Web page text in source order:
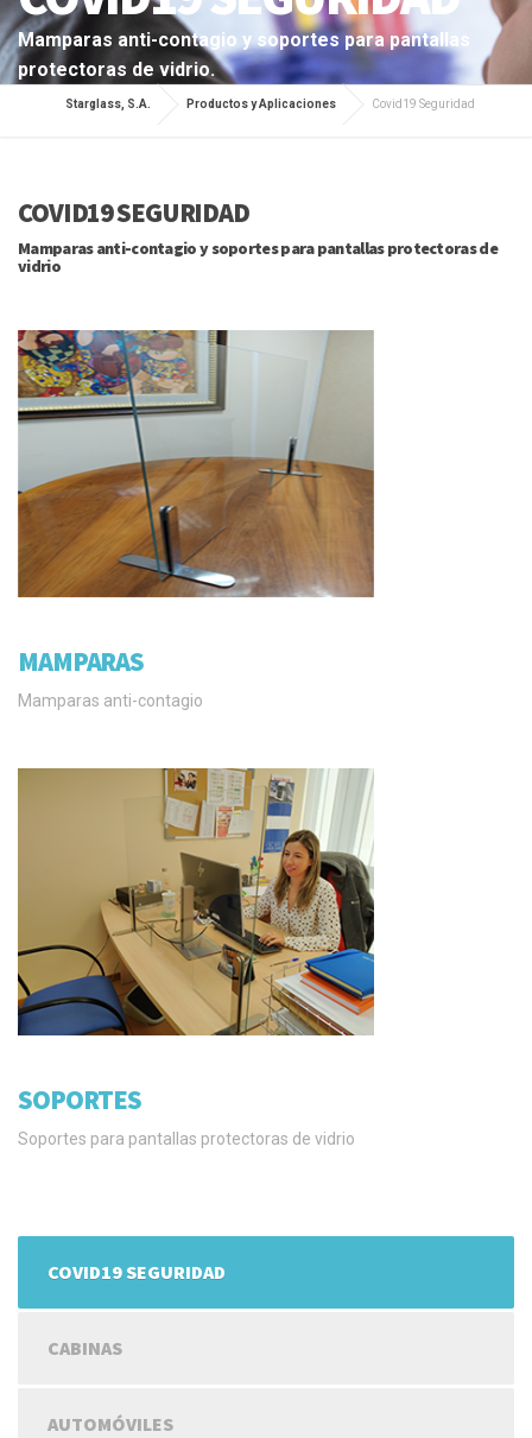
Mamparas anti-contagio y soportes para pantallas
protectoras de vidrio.
Starglass, S.A. Productos y Aplicaciones Covid19 Seguridad
COVID19 SEGURIDAD
Mamparas anti-contagio y soportes para pantallas protectoras de
vidrio
MAMPARAS
Mamparas anti-contagio
SOPORTES
Soportes para pantallas protectoras de vidrio
COVID19 SEGURIDAD
CABINAS
AUTOMÓVILES